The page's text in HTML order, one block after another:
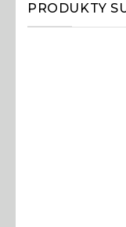
PRODUKTY